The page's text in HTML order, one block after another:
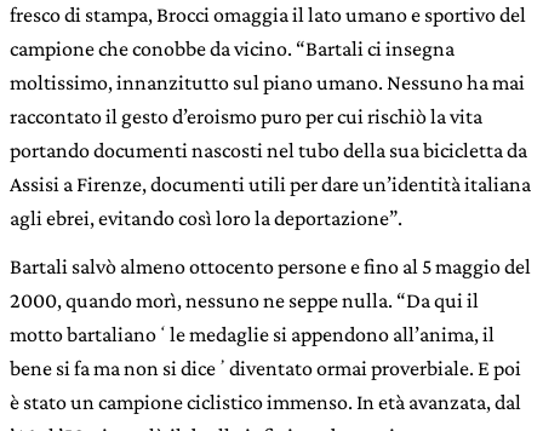
fresco di stampa, Brocci omaggia il lato umano e sportivo del
campione che conobbe da vicino. “Bartali ci insegna
moltissimo, innanzitutto sul piano umano. Nessuno ha mai
raccontato il gesto d’eroismo puro per cui rischiò la vita
portando documenti nascosti nel tubo della sua bicicletta da
Assisi a Firenze, documenti utili per dare un’identità italiana
agli ebrei, evitando così loro la deportazione”.
Bartali salvò almeno ottocento persone e fino al 5 maggio del
2000, quando morì, nessuno ne seppe nulla. “Da qui il
motto bartalianoʻle medaglie si appendono all’anima, il
bene si fa ma non si diceʼdiventato ormai proverbiale. E poi
è stato un campione ciclistico immenso. In età avanzata, dal